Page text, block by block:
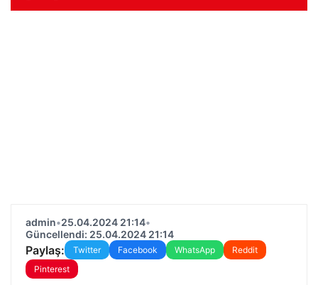
admin•25.04.2024 21:14•
Güncellendi: 25.04.2024 21:14
Paylaş: Twitter Facebook WhatsApp
Reddit
Pinterest